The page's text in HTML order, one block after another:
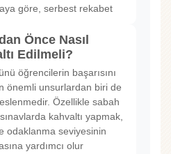
göre, serbest rekabet
Önce Nasıl
Edilmeli?
öğrencilerin başarısını
önemli unsurlardan biri de
Özellikle sabah
kahvaltı yapmak,
odaklanma seviyesinin
yardımcı olur